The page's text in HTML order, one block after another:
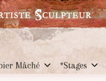
Mâché *Stages